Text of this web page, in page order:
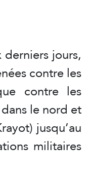
jours,
contre les
contre les
le nord et
jusqu’au
militaires